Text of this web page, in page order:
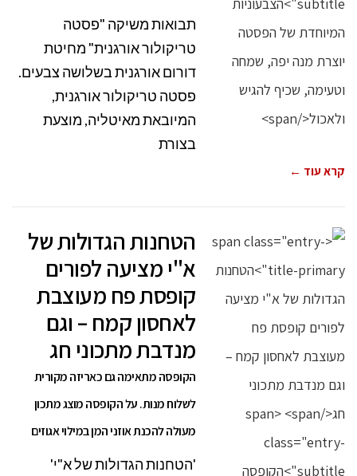
תבואות משיקה "פסטה
טריקולור אורגנית" מחיטת
דורום אורגנית בשלושה צבעים.
פסטה טריקולור אורגנית,
המיובאת מאיטליה, מוצעת
בצורת
קרא עוד ←
הטחנות הגדולות של
א"י מציעה לפורים
קופסת פח מעוצבת
לאחסון קמח – וגם
מנדבת מתכוני חג
הקופסה מתאימה גם כאריזה מקורית
לשלוח מנות. על הקופסה מוצג מתכון
מעולה להכנת אוזני המן במילוי אגוזים
'הטחנות הגדולות של א"י'